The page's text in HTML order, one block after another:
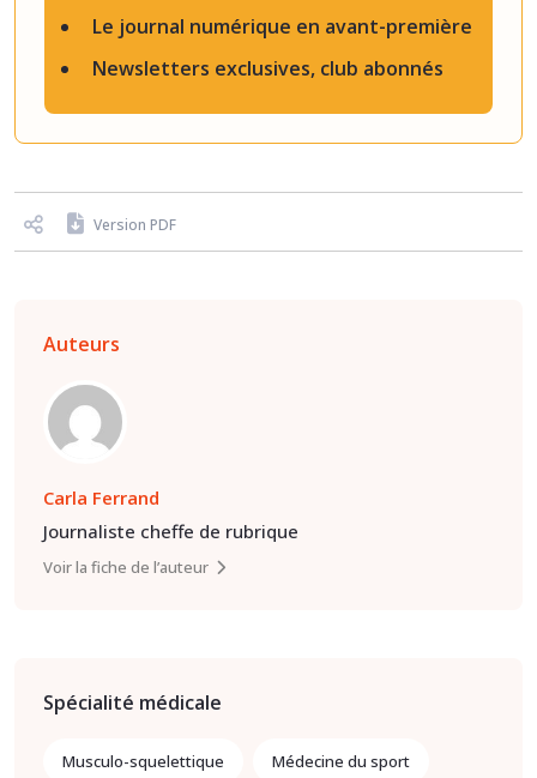
Le journal numérique en avant-première
Newsletters exclusives, club abonnés
Version PDF
Auteurs
Carla Ferrand
Journaliste cheffe de rubrique
Voir la fiche de l’auteur
Spécialité médicale
Musculo-squelettique Médecine du sport